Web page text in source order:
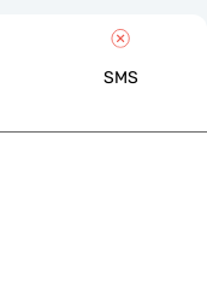
SMS